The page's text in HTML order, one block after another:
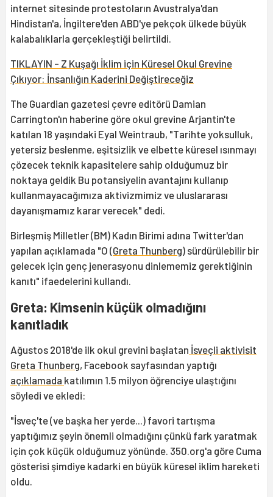
internet sitesinde protestoların Avustralya'dan
Hindistan'a, İngiltere'den ABD'ye pekçok ülkede büyük
kalabalıklarla gerçekleştiği belirtildi.
TIKLAYIN - Z Kuşağı İklim için Küresel Okul Grevine
Çıkıyor: İnsanlığın Kaderini Değiştireceğiz
The Guardian gazetesi çevre editörü Damian
Carrington'ın haberine göre okul grevine Arjantin'te
katılan 18 yaşındaki Eyal Weintraub, "Tarihte yoksulluk,
yetersiz beslenme, eşitsizlik ve elbette küresel ısınmayı
çözecek teknik kapasitelere sahip olduğumuz bir
noktaya geldik Bu potansiyelin avantajını kullanıp
kullanmayacağımıza aktivizmimiz ve uluslararası
dayanışmamız karar verecek" dedi.
Birleşmiş Milletler (BM) Kadın Birimi adına Twitter'dan
yapılan açıklamada "O (Greta Thunberg) sürdürülebilir bir
gelecek için genç jenerasyonu dinlememiz gerektiğinin
kanıtı" ifaedelerini kullandı.
Greta: Kimsenin küçük olmadığını
kanıtladık
Ağustos 2018'de ilk okul grevini başlatan İsveçli aktivisit
Greta Thunberg, Facebook sayfasından yaptığı
açıklamada katılımın 1.5 milyon öğrenciye ulaştığını
söyledi ve ekledi:
"İsveç'te (ve başka her yerde...) favori tartışma
yaptığımız şeyin önemli olmadığını çünkü fark yaratmak
için çok küçük olduğumuz yönünde. 350.org'a göre Cuma
gösterisi şimdiye kadarki en büyük küresel iklim hareketi
oldu.